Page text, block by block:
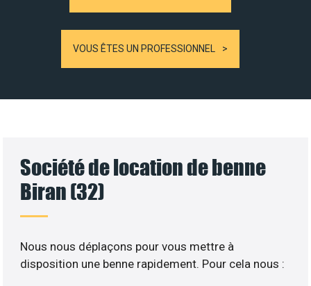
VOUS ÊTES UN PROFESSIONNEL
Société de location de benne
Biran (32)
Nous nous déplaçons pour vous mettre à
disposition une benne rapidement. Pour cela nous :